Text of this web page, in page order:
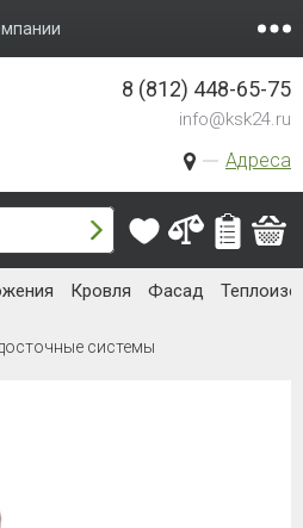
Адреса
8 (812) 448-65-75
info@ksk24.ru
Кровля Фасад
системы